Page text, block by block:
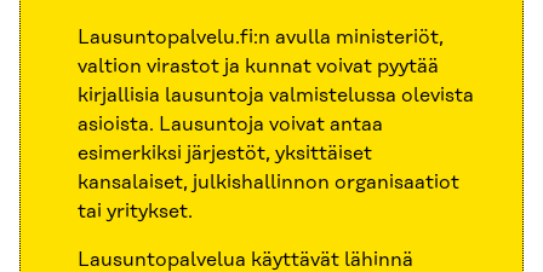
Lausuntopalvelu.fi:n avulla ministeriöt,
valtion virastot ja kunnat voivat pyytää
kirjallisia lausuntoja valmistelussa olevista
asioista. Lausuntoja voivat antaa
esimerkiksi järjestöt, yksittäiset
kansalaiset, julkishallinnon organisaatiot
tai yritykset.
Lausuntopalvelua käyttävät lähinnä